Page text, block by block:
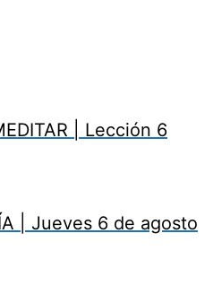
| Lección 6
| Jueves 6 de agosto